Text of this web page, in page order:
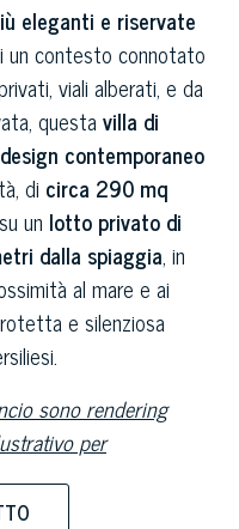
eleganti e riservate
un contesto connotato
viali alberati, e da
questavilla di
design contemporaneo
di circa 290 mq
un lotto privato di
dalla spiaggia, in
al mare e ai
e silenziosa
sono rendering
per
configurazione